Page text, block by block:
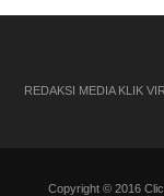
REDAKSI MEDIA KLIK
Copyright © 2016